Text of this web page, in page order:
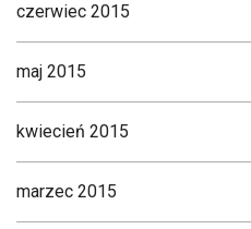
czerwiec 2015
maj 2015
kwiecień 2015
marzec 2015